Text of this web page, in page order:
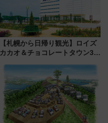
【札幌から日帰り観光】ロイズ
カカオ＆チョコレートタウン3周
詰め放題を開催、ロイズタウン
駅からのアクセスも